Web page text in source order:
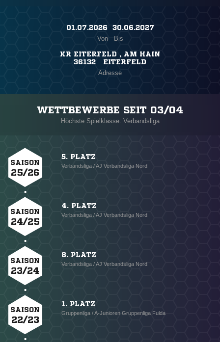
01.07.2026 ​ 30.06.2027
Von - Bis
KR EITERFELD , AM HAIN
36132 EITERFELD
Adresse
WETTBEWERBE SEIT 03/04
Höchste Spielklasse: Verbandsliga
SAISON
25/26
5. PLATZ
Verbandsliga / AJ Verbandsliga Nord
SAISON
24/25
4. PLATZ
Verbandsliga / AJ Verbandsliga Nord
SAISON
23/24
8. PLATZ
Verbandsliga / AJ Verbandsliga Nord
SAISON
22/23
1. PLATZ
Gruppenliga / A-Junioren Gruppenliga Fulda